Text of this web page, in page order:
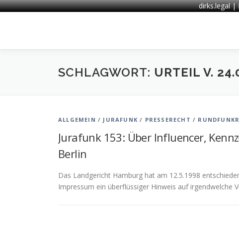
dirks.legal |
SCHLAGWORT: URTEIL V.
ALLGEMEIN / JURAFUNK / PRESSERECHT /
Jurafunk 153: Über Influencer,
Berlin
Das Landgericht Hamburg hat am 12.5.1998
Impressum ein überflüssiger Hinweis auf irgendwelche